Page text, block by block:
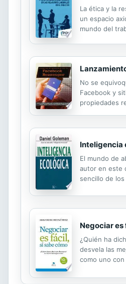
La ética y la
un espacio
mundo del
No se
Facebook y
propiedades
Inteligencia
El mundo de
autor en este
sencillo de
Negociar es
¿Quién ha
desvela las
como uno